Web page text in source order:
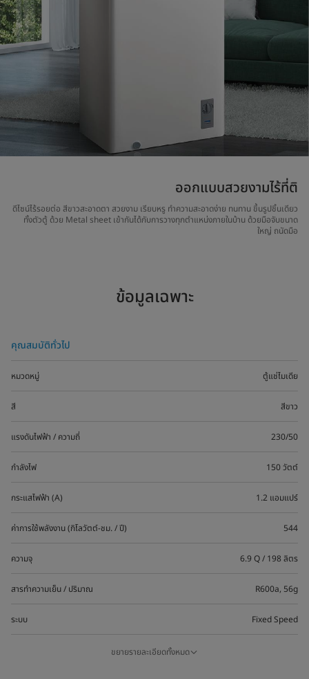
ออกแบบสวยงามไร้ที่ติ
ดีไซน์ไร้รอยต่อ สีขาวสะอาดตา สวยงาม เรียบหรู ทำความสะอาดง่าย ทนทาน ขึ้นรูปชิ้นเดียว
ทั้งตัวตู้ ด้วย Metal sheet เข้ากันได้กับการวางทุกตำแหน่งภายในบ้าน ด้วยมือจับขนาด
ใหญ่ ถนัดมือ
ข้อมูลเฉพาะ
คุณสมบัติทั่วไป
หมวดหมู่ ตู้แช่ไมเดีย
สี สีขาว
แรงดันไฟฟ้า / ความถี่ 230/50
กำลังไฟ 150 วัตต์
กระแสไฟฟ้า (A) 1.2 แอมแปร์
ค่าการใช้พลังงาน (กิโลวัตต์-ชม. / ปี) 544
ความจุ 6.9 Q / 198 ลิตร
สารทำความเย็น / ปริมาณ R600a, 56g
ระบบ Fixed Speed
ขยายรายละเอียดทั้งหมด